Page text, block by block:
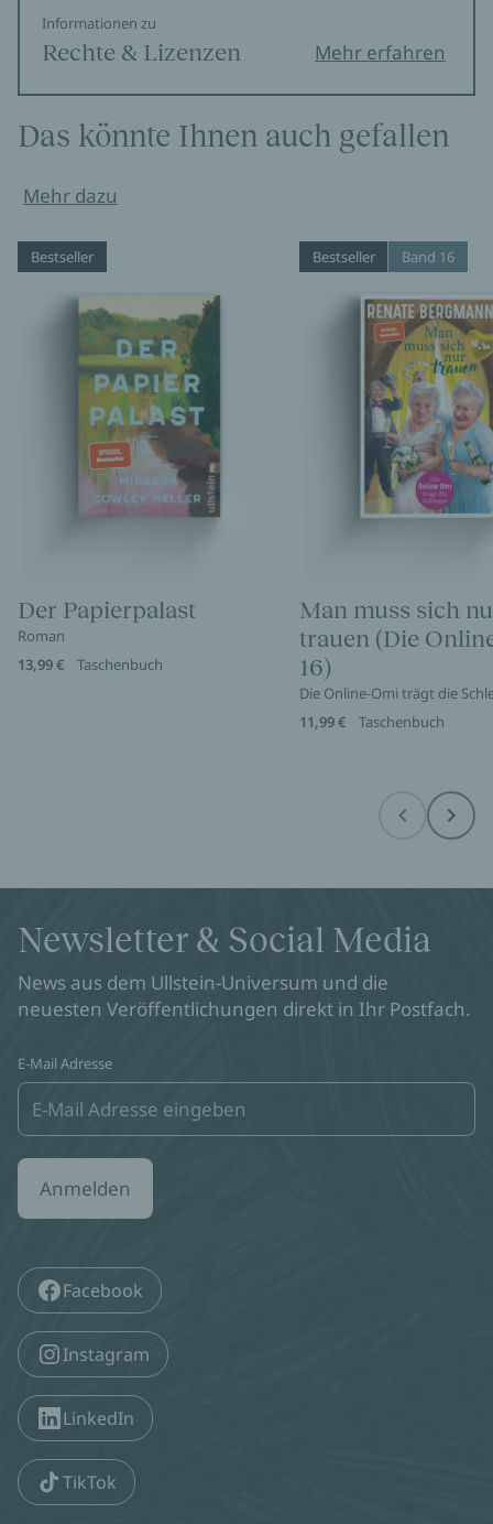
Informationen zu
Rechte & Lizenzen Mehr erfahren
Das könnte Ihnen auch gefallen
Mehr dazu
Bestseller
Der Papierpalast
Roman
13,99 €
Taschenbuch
Bestseller Band 16
Man muss sich
trauen (Die
16)
Die Online-Omi trägt die
11,99 €
Taschenbuch
Before Next
Newsletter & Social Media
News aus dem Ullstein-Universum und die
neuesten Veröffentlichungen direkt in Ihr Postfach.
E-Mail Adresse
Anmelden
Facebook
Instagram
LinkedIn
TikTok